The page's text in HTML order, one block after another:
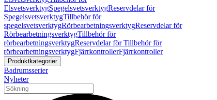
ElsvetsverktygSpegelsvetsverktygReservdelar för
SpegelsvetsverktygTillbehör för
spegelsvetsverktygRörbearbetningsverktygReservdelar för
RörbearbetningsverktygTillbehör för
rörbearbetningsverktygReservdelar för Tillbehör för
rörbearbetningsverktygFjärrkontrollerFjärrkontroller
Produktkategorier
Badrumsserier
Nyheter